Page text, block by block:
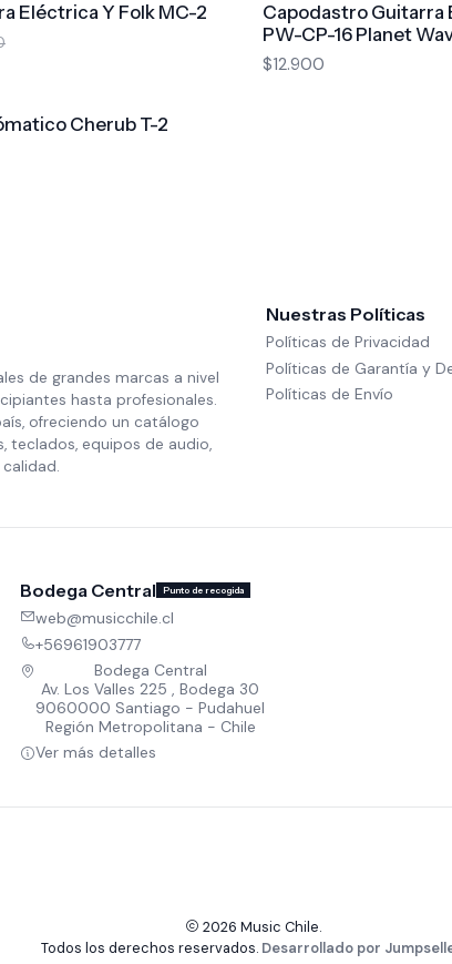
Eléctrica Y Folk MC-2
Capodastro
PW-CP-16 Planet
$12.900
Cherub T-2
de grandes marcas a nivel
hasta profesionales.
ofreciendo un catálogo
teclados, equipos de audio,
Nuestras Políticas
Políticas de Privacidad
Políticas de Garantía y
Políticas de Envío
Bodega Central Punto de recogida
web@musicchile.cl
+56961903777
Bodega Central
Av. Los Valles 225 , Bodega 30
9060000 Santiago - Pudahuel
Región Metropolitana - Chile
Ver más detalles
2026 Music Chile.
Todos los derechos reservados. Desarrollado por